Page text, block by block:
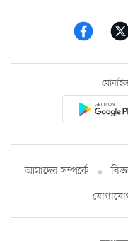
আমাদের সম্পর্কে